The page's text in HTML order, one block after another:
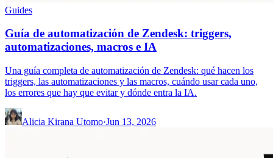
Guides
Guía de automatización de Zendesk: triggers,
automatizaciones, macros e IA
Una guía completa de automatización de Zendesk: qué hacen los
triggers, las automatizaciones y las macros, cuándo usar cada uno,
los errores que hay que evitar y dónde entra la IA.
Alicia Kirana Utomo·Jun 13, 2026